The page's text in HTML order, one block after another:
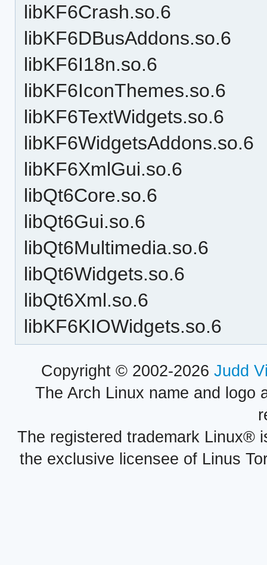
libKF6Crash.so.6
libKF6DBusAddons.so.6
libKF6I18n.so.6
libKF6IconThemes.so.6
libKF6TextWidgets.so.6
libKF6WidgetsAddons.so.6
libKF6XmlGui.so.6
libQt6Core.so.6
libQt6Gui.so.6
libQt6Multimedia.so.6
libQt6Widgets.so.6
libQt6Xml.so.6
libKF6KIOWidgets.so.6
Copyright © 2002-2026 Judd
The Arch Linux name and logo
The registered trademark Linux®
the exclusive licensee of Linus